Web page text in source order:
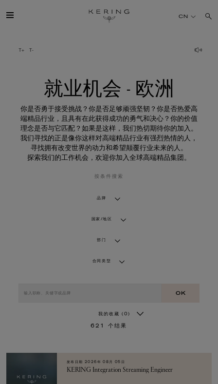
业
机
可持续发展
FINANCE
加入我们
CN
就业机会 - 欧洲
你是否勇于接受挑战？你是否足够顽强坚韧？你是否热爱高
端精品行业，且具有在此获得成功的勇气和决心？你的价值
理念是否与它匹配？如果是这样，我们热切期待你的加入。
我们寻找的正是像你这样对高端精品行业有强烈热情的人，
寻找拥有改变世界的动力和希望颠覆行业未来的人。
探索我们的工作机会，欢迎你加入全球高端精品集团。
按条件搜索
品牌
国家/地区
部门
合同类型
OK
我的收藏 (0)
621 个结果
发布日期 2026年 08月 05日
KERING Integration Streaming Engineer